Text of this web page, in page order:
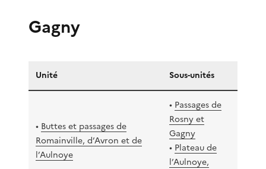
Gagny
Unité Sous-unités
• Buttes et passages de
Romainville, d’Avron et de
l’Aulnoye
• Passages de
Rosny et
Gagny
• Plateau de
l’Aulnoye,